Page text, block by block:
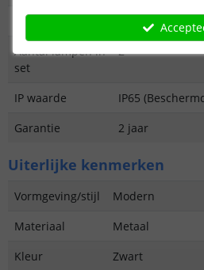
Functie
Functioneel
Aantal lampen in
set
2
IP waarde
IP65
Garantie
2 jaar
Uiterlijke kenmerken
Vormgeving/stijl
Modern
Materiaal
Metaal
Kleur
Zwart